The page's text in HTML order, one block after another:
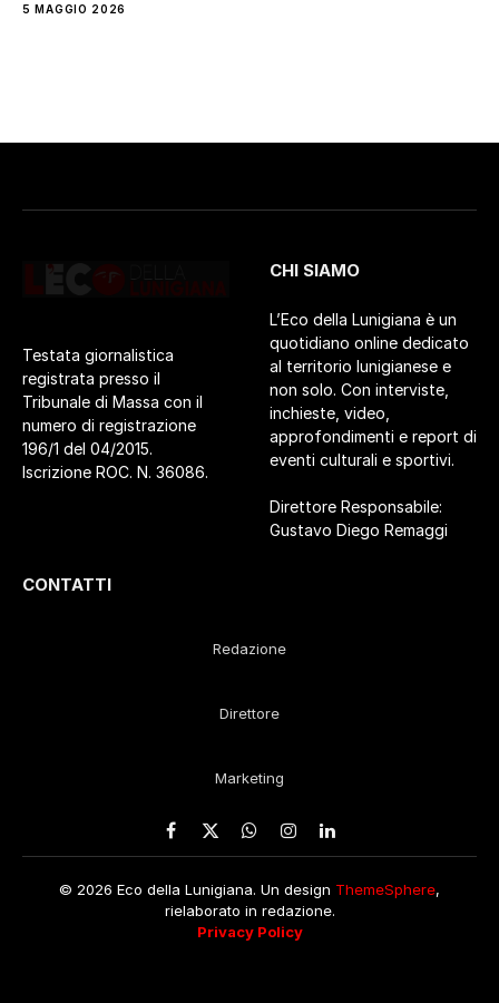
5 MAGGIO 2026
Testata giornalistica
registrata presso il
Tribunale di Massa con il
numero di registrazione
196/1 del 04/2015.
Iscrizione ROC. N. 36086.
CHI SIAMO
L’Eco della Lunigiana è un
quotidiano online dedicato
al territorio lunigianese e
non solo. Con interviste,
inchieste, video,
approfondimenti e report di
eventi culturali e sportivi.
Direttore Responsabile:
Gustavo Diego Remaggi
CONTATTI
Redazione
Direttore
Marketing
Facebook
X
WhatsApp
Instagram
LinkedIn
© 2026 Eco della Lunigiana. Un design ThemeSphere,
rielaborato in redazione.
Privacy Policy